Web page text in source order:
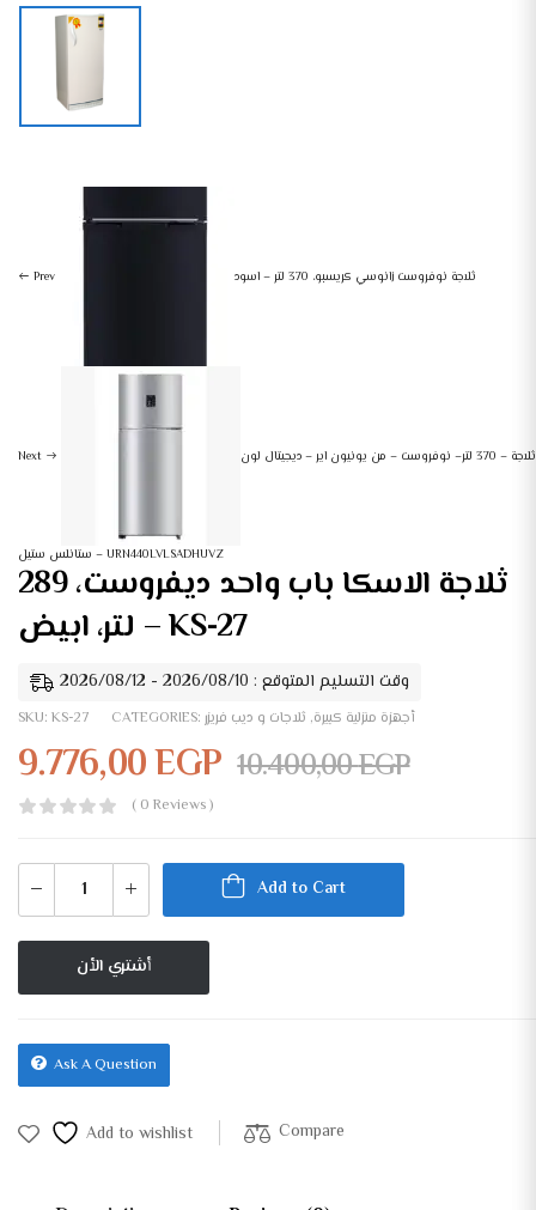
Prev ثلاجة نوفروست زانوسي كريسبو، 370 لتر – اسود
Next ثلاجة – 370 لتر– نوفروست – من يونيون اير – ديجيتال لون
ستانلس ستيل – URN440LVLSADHUVZ
ثلاجة الاسكا باب واحد ديفروست، 289
لتر، ابيض – KS-27
وقت التسليم المتوقع : 2026/08/10 - 2026/08/12
SKU: KS-27 CATEGORIES: أجهزة منزلية كبيرة, ثلاجات و ديب فريزر
9.776,00EGP 10.400,00EGP
( 0 Reviews )
Add to Cart
أشتري الأن
Ask A Question
Add to wishlist Compare